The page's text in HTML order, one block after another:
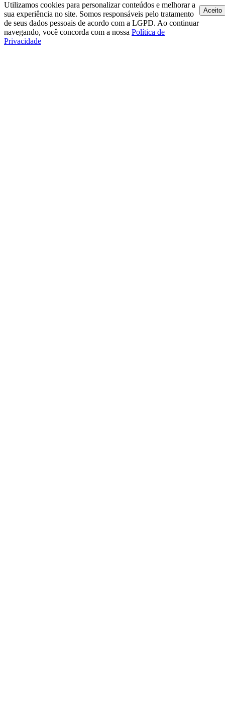
Utilizamos cookies para personalizar conteúdos e melhorar a
sua experiência no site. Somos responsáveis pelo tratamento
de seus dados pessoais de acordo com a LGPD. Ao continuar
navegando, você concorda com a nossa Política de
Privacidade
Aceito